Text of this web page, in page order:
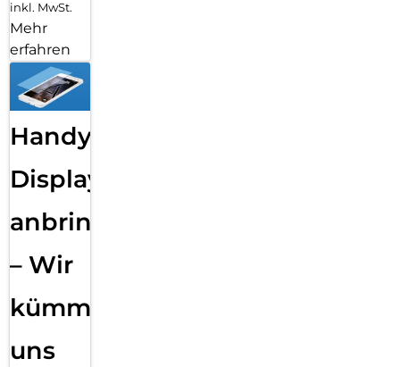
inkl. MwSt.
Mehr
erfahren
Handy
Displayfolie
anbringen
– Wir
kümmern
uns